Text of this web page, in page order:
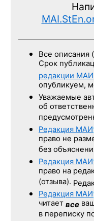
Все описания
Срок
редакции МАИ
опубликуем,
Уважаемые
об
Редакция МАИ
право не
без
Редакция МАИ
право на
(отзыва).
Редакция МАИ
читает все
в переписку